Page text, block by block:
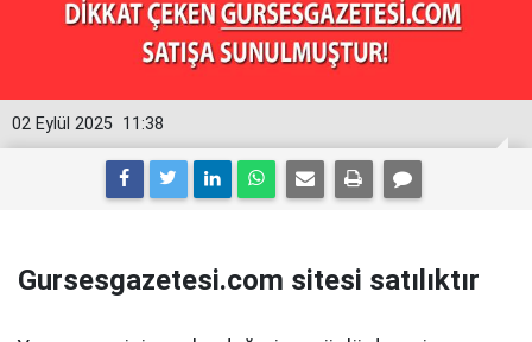
11:38
02 Eylül 2025
Gursesgazetesi.com sitesi satılıktır